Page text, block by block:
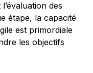
des
étape, la capacité
est primordiale
les objectifs